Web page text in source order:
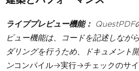
ライブプレビュー機能：
QuestPDF
ビュー機能は、コードを記述しなが
ダリングを行うため、ドキュメント
ンコンパイル→実行→チェックのサイ